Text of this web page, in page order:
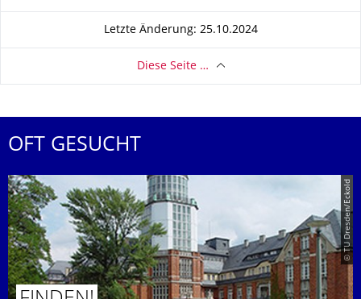
Letzte Änderung: 25.10.2024
Diese Seite …
OFT GESUCHT
© TU Dresden/Eckold